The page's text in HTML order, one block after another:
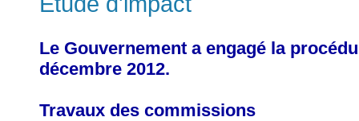
Le Gouvernement a engagé la
décembre 2012.
Travaux des commissions